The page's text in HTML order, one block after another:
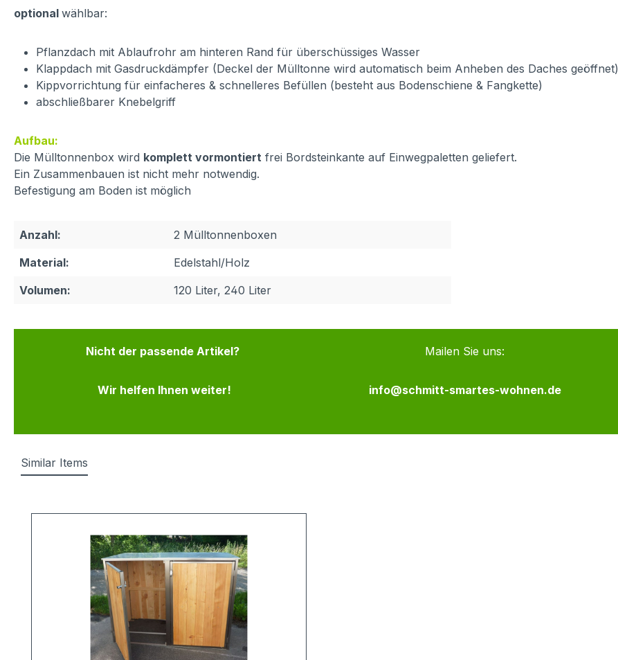
optional wählbar:
Pflanzdach mit Ablaufrohr am hinteren Rand für überschüssiges Wasser
Klappdach mit Gasdruckdämpfer (Deckel der Mülltonne wird automatisch beim Anheben des Daches geöffnet)
Kippvorrichtung für einfacheres & schnelleres Befüllen (besteht aus Bodenschiene & Fangkette)
abschließbarer Knebelgriff
Aufbau:
Die Mülltonnenbox wird komplett vormontiert frei Bordsteinkante auf Einwegpaletten geliefert.
Ein Zusammenbauen ist nicht mehr notwendig.
Befestigung am Boden ist möglich
Anzahl:
2 Mülltonnenboxen
Material:
Edelstahl/Holz
Volumen:
120 Liter, 240 Liter
Nicht der passende Artikel?
Wir helfen Ihnen weiter!
Mailen Sie uns:
info@schmitt-smartes-wohnen.de
Similar Items